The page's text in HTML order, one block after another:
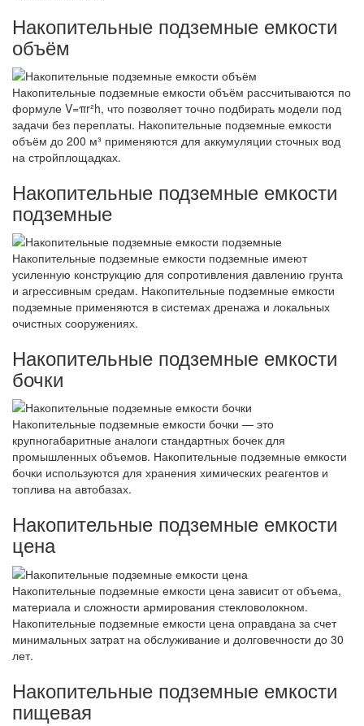
Накопительные подземные емкости
объём
Накопительные подземные емкости объём рассчитываются по
формуле V=πr²h, что позволяет точно подбирать модели под
задачи без переплаты. Накопительные подземные емкости
объём до 200 м³ применяются для аккумуляции сточных вод
на стройплощадках.
Накопительные подземные емкости
подземные
Накопительные подземные емкости подземные имеют
усиленную конструкцию для сопротивления давлению грунта
и агрессивным средам. Накопительные подземные емкости
подземные применяются в системах дренажа и локальных
очистных сооружениях.
Накопительные подземные емкости
бочки
Накопительные подземные емкости бочки — это
крупногабаритные аналоги стандартных бочек для
промышленных объемов. Накопительные подземные емкости
бочки используются для хранения химических реагентов и
топлива на автобазах.
Накопительные подземные емкости
цена
Накопительные подземные емкости цена зависит от объема,
материала и сложности армирования стекловолокном.
Накопительные подземные емкости цена оправдана за счет
минимальных затрат на обслуживание и долговечности до 30
лет.
Накопительные подземные емкости
пищевая